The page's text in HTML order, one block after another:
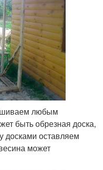
любым
быть обрезная доска,
досками оставляем
может